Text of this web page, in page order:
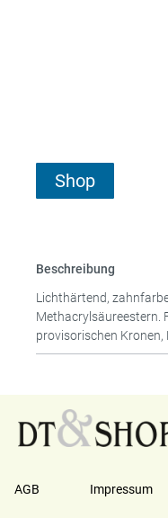
Shop
Beschreibung
Lichthärtend,
Methacrylsäureestern.
provisorischen Kronen,
AGB Impressum